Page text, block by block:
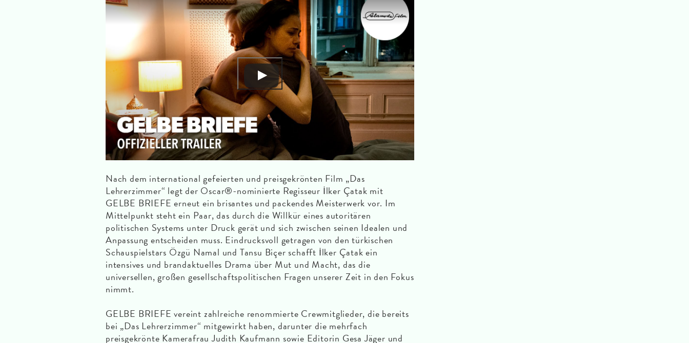
Nach dem international gefeierten und preisgekrönten Film „Das
Lehrerzimmer“ legt der Oscar®-nominierte Regisseur İlker Çatak mit
GELBE BRIEFE erneut ein brisantes und packendes Meisterwerk vor. Im
Mittelpunkt steht ein Paar, das durch die Willkür eines autoritären
politischen Systems unter Druck gerät und sich zwischen seinen Idealen und
Anpassung entscheiden muss. Eindrucksvoll getragen von den türkischen
Schauspielstars Özgü Namal und Tansu Biçer schafft İlker Çatak ein
intensives und brandaktuelles Drama über Mut und Macht, das die
universellen, großen gesellschaftspolitischen Fragen unserer Zeit in den Fokus
nimmt.
GELBE BRIEFE vereint zahlreiche renommierte Crewmitglieder, die bereits
bei „Das Lehrerzimmer“ mitgewirkt haben, darunter die mehrfach
preisgekrönte Kamerafrau Judith Kaufmann sowie Editorin Gesa Jäger und